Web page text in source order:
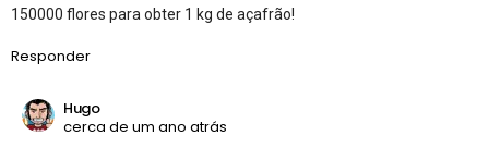
150000 flores para obter 1 kg de açafrão!
Responder
Hugo
cerca de um ano atrás